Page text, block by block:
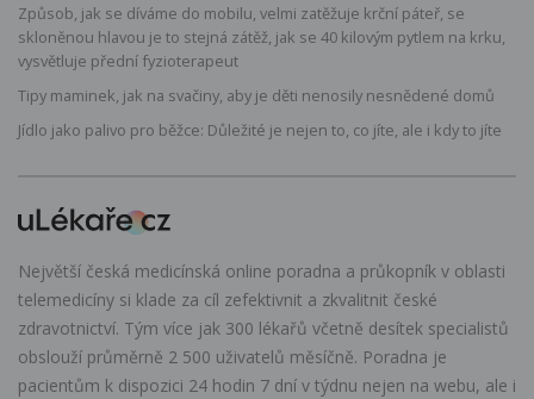
Způsob, jak se díváme do mobilu, velmi zatěžuje krční páteř, se
skloněnou hlavou je to stejná zátěž, jak se 40 kilovým pytlem na krku,
vysvětluje přední fyzioterapeut
Tipy maminek, jak na svačiny, aby je děti nenosily nesnědené domů
Jídlo jako palivo pro běžce: Důležité je nejen to, co jíte, ale i kdy to jíte
Největší česká medicínská online poradna a průkopník v oblasti
telemedicíny si klade za cíl zefektivnit a zkvalitnit české
zdravotnictví. Tým více jak 300 lékařů včetně desítek specialistů
obslouží průměrně 2 500 uživatelů měsíčně. Poradna je
pacientům k dispozici 24 hodin 7 dní v týdnu nejen na webu, ale i